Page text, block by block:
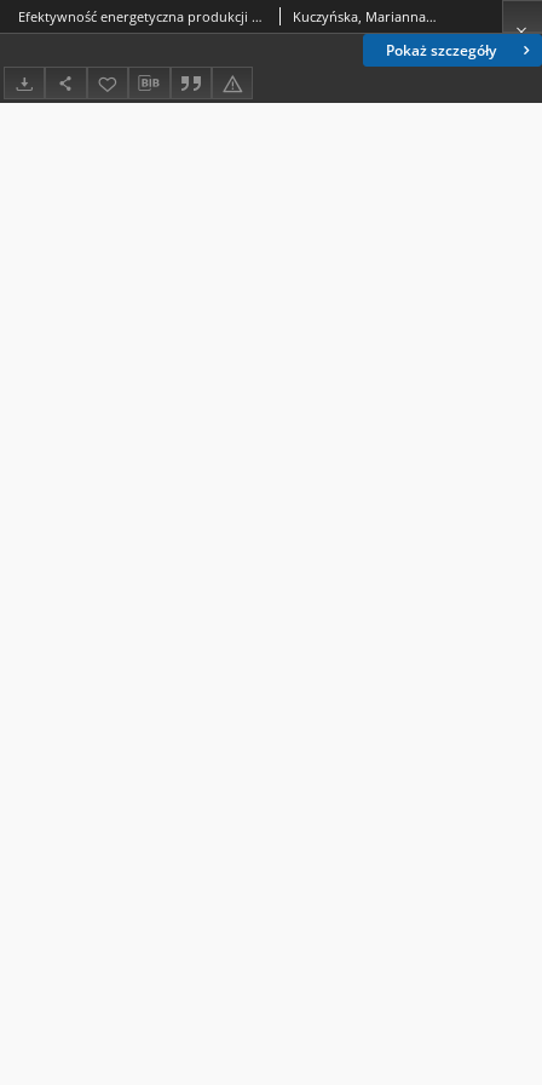
Pokaż szczegóły
Efektywność energetyczna produkcji ziemniaków w wybranych gospodarstwach indywidualnych Kuczyńska, Marianna (ekonomika rolnictwa).